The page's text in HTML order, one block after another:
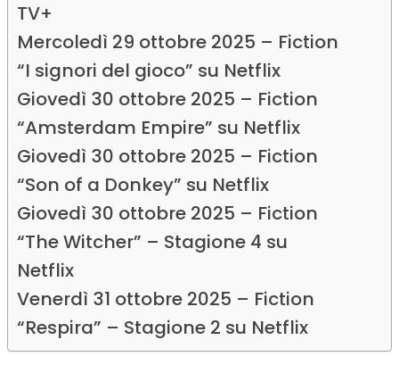
TV+
Mercoledì 29 ottobre 2025 – Fiction
“I signori del gioco” su Netflix
Giovedì 30 ottobre 2025 – Fiction
“Amsterdam Empire” su Netflix
Giovedì 30 ottobre 2025 – Fiction
“Son of a Donkey” su Netflix
Giovedì 30 ottobre 2025 – Fiction
“The Witcher” – Stagione 4 su
Netflix
Venerdì 31 ottobre 2025 – Fiction
“Respira” – Stagione 2 su Netflix